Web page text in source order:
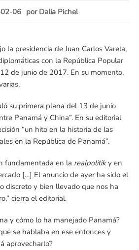
06 por Dalia Pichel
la presidencia de Juan Carlos Varela,
con la República Popular
de junio de 2017. En su momento,
su primera plana del 13 de junio
Panamá y China”. En su editorial
“un hito en la historia de las
en la República de Panamá”.
fundamentada en la realpolitiky en
[…] El anuncio de ayer ha sido el
discreto y bien llevado que nos ha
cierra el editorial.
y cómo lo ha manejado Panamá?
se hablaba en ese entonces y
aprovecharlo?